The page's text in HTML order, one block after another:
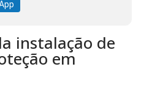
instalação de
em